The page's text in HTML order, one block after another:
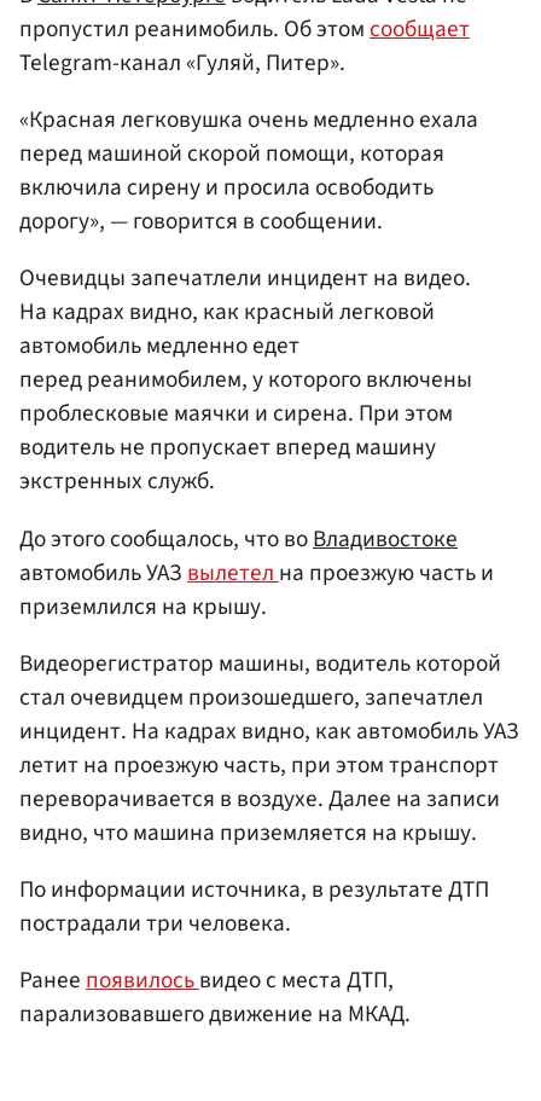
пропустил реанимобиль. Об этомсообщает
Telegram-канал «Гуляй, Питер».
«Красная легковушка очень медленно ехала
перед машиной скорой помощи, которая
включила сирену и просила освободить
дорогу», — говорится в сообщении.
Очевидцы запечатлели инцидент на видео.
На кадрах видно, как красный легковой
автомобиль медленно едет
перед реанимобилем, у которого включены
проблесковые маячки и сирена. При этом
водитель не пропускает вперед машину
экстренных служб.
До этого сообщалось, что воВладивостоке
автомобиль УАЗ вылетел на проезжую часть и
приземлился на крышу.
Видеорегистратор машины, водитель которой
стал очевидцем произошедшего, запечатлел
инцидент. На кадрах видно, как автомобиль УАЗ
летит на проезжую часть, при этом транспорт
переворачивается в воздухе. Далее на записи
видно, что машина приземляется на крышу.
По информации источника, в результате ДТП
пострадали три человека.
Ранеепоявилосьвидео с места ДТП,
парализовавшего движение на МКАД.